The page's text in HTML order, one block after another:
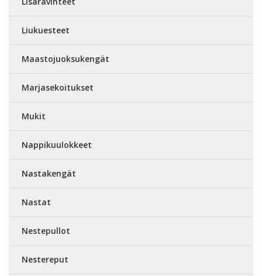
Liukuesteet
Maastojuoksukengät
Marjasekoitukset
Mukit
Nappikuulokkeet
Nastakengät
Nastat
Nestepullot
Nestereput